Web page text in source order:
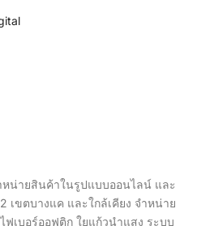
น่ายสินค้าในรูปแบบออนไลน์ และ
เขตบางแค และใกล้เคียง จำหน่าย
เบอร์ออฟติก ใยแก้วนำแสง ระบบ